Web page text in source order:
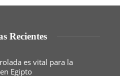
Recientes
es vital para la
Egipto